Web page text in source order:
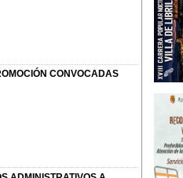
CONVOCADAS